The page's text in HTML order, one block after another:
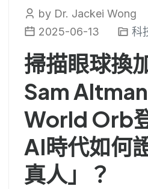
by Dr. Jackei Wong
2025-06-13
科
掃描眼球換
Sam
World Orb
AI時代如何
真人」？